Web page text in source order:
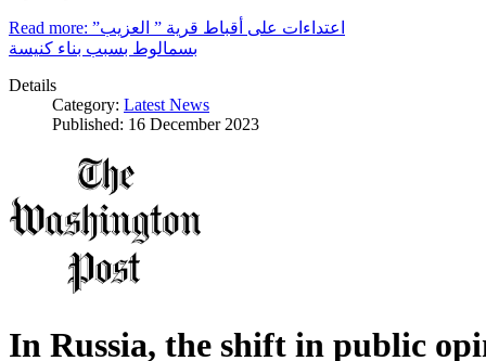
Read more: اعتداءات على أقباط قرية ” العزيب”
بسمالوط بسبب بناء كنيسة
Details
Category: Latest News
Published: 16 December 2023
In Russia, the shift in public